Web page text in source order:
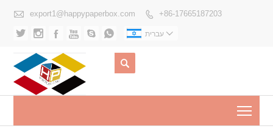
 export1@happypaperbox.com  +86-17665187203
      עברית 
